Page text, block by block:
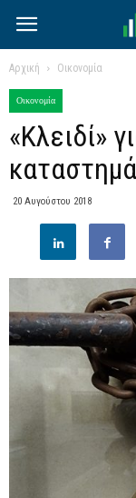
Αρχική Οικονομία
Οικονομία
«Κλειδί»
20 Αυγούστου 2018